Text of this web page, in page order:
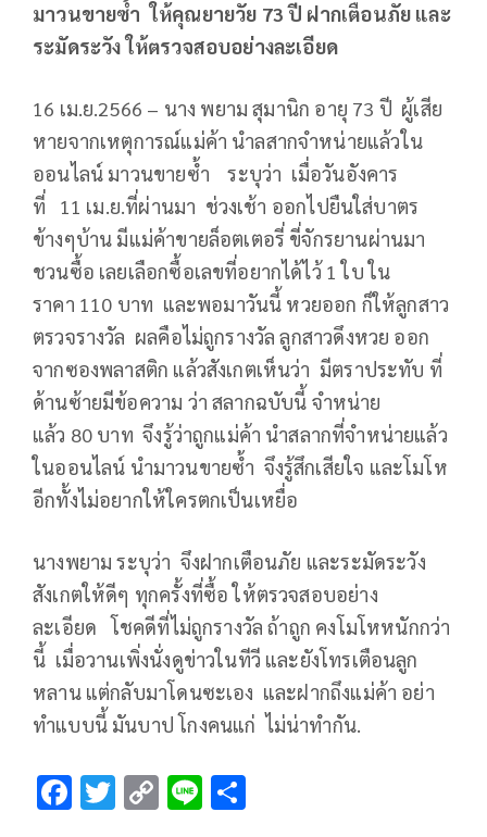
มาวนขายซ้ำ ให้คุณยายวัย 73 ปี ฝากเตือนภัย และ
ระมัดระวัง ให้ตรวจสอบอย่างละเอียด
16 เม.ย.2566 – นาง พยาม สุมานิก อายุ 73 ปี ผู้เสีย
หายจากเหตุการณ์แม่ค้า นำลสากจำหน่ายแล้วใน
ออนไลน์ มาวนขายซ้ำ ระบุว่า เมื่อวันอังคาร
ที่ 11 เม.ย.ที่ผ่านมา ช่วงเช้า ออกไปยืนใส่บาตร
ข้างๆบ้าน มีแม่ค้าขายล็อตเตอรี่ ขี่จักรยานผ่านมา
ชวนซื้อ เลยเลือกซื้อเลขที่อยากได้ไว้ 1 ใบ ใน
ราคา 110 บาท และพอมาวันนี้ หวยออก ก็ให้ลูกสาว
ตรวจรางวัล ผลคือไม่ถูกรางวัล ลูกสาวดึงหวย ออก
จากซองพลาสติก แล้วสังเกตเห็นว่า มีตราประทับ ที่
ด้านซ้ายมีข้อความ ว่า สลากฉบับนี้ จำหน่าย
แล้ว 80 บาท จึงรู้ว่าถูกแม่ค้า นำสลากที่จำหน่ายแล้ว
ในออนไลน์ นำมาวนขายซ้ำ จึงรู้สึกเสียใจ และโมโห
อีกทั้งไม่อยากให้ใครตกเป็นเหยื่อ
นางพยาม ระบุว่า จึงฝากเตือนภัย และระมัดระวัง
สังเกตให้ดีๆ ทุกครั้งที่ซื้อ ให้ตรวจสอบอย่าง
ละเอียด โชคดีที่ไม่ถูกรางวัล ถ้าถูก คงโมโหหนักกว่า
นี้ เมื่อวานเพิ่งนั่งดูข่าวในทีวี และยังโทรเตือนลูก
หลาน แต่กลับมาโดนซะเอง และฝากถึงแม่ค้า อย่า
ทำแบบนี้ มันบาป โกงคนแก่ ไม่น่าทำกัน.
F T C Li